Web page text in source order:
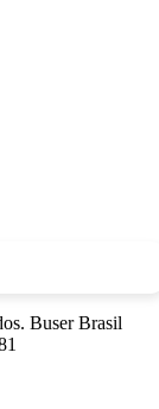
Buser Brasil